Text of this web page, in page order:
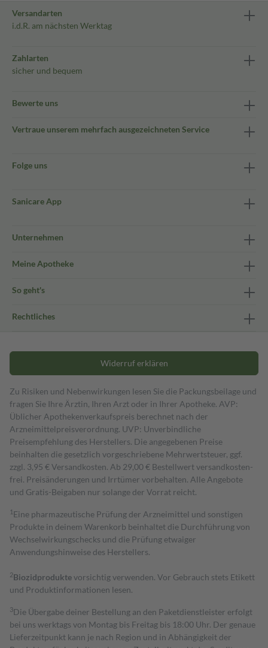
Versandarten
i.d.R. am nächsten Werktag
Zahlarten
sicher und bequem
Bewerte uns
Vertraue unserem mehrfach ausgezeichneten Service
Folge uns
Sanicare App
Unternehmen
Meine Apotheke
So geht's
Rechtliches
Widerruf erklären
Zu Risiken und Nebenwirkungen lesen Sie die Packungsbeilage und
fragen Sie Ihre Ärztin, Ihren Arzt oder in Ihrer Apotheke. AVP:
Üblicher Apothekenverkaufspreis berechnet nach der
Arzneimittelpreisverordnung. UVP: Unverbindliche
Preisempfehlung des Herstellers. Die angegebenen Preise
beinhalten die gesetzlich vorgeschriebene Mehrwertsteuer, ggf.
zzgl. 3,95 € Versandkosten. Ab 29,00 € Bestell­wert versand­kosten­
frei. Preisänderungen und Irrtümer vorbehalten. Alle Angebote
und Gratis-Beigaben nur solange der Vorrat reicht.
1 Eine pharmazeutische Prüfung der Arzneimittel und sonstigen
Produkte in deinem Warenkorb beinhaltet die Durchführung von
Wechselwirkungschecks und die Prüfung etwaiger
Anwendungshinweise des Herstellers.
2Biozidproduktevorsichtig verwenden. Vor Gebrauch stets Etikett
und Produktinformationen lesen.
3Die Übergabe deiner Bestellung an den Paketdienstleister erfolgt
bei uns werktags von Montag bis Freitag bis 18:00 Uhr. Der genaue
Lieferzeitpunkt kann je nach Region und in Abhängigkeit der